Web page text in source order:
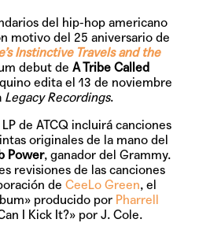
del hip-hop americano
motivo del 25 aniversario de
Instinctive Travels and the
debut deA Tribe Called
edita el13 de noviembre
Legacy Recordings.
de ATCQ incluirá canciones
originales de la mano del
Power, ganador del Grammy.
revisiones de las canciones
deCeeLo Green, el
producido por Pharrell
I Kick It?» por J. Cole.